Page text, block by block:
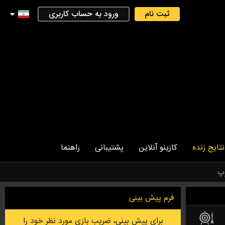
ثبت نام ورود به حساب کاربری
نتایج زنده کازینو آنلاین پشتیبانی راهنما
فرم پیش بینی
برای پیش بینی، ضریب بازی مورد نظر خود را